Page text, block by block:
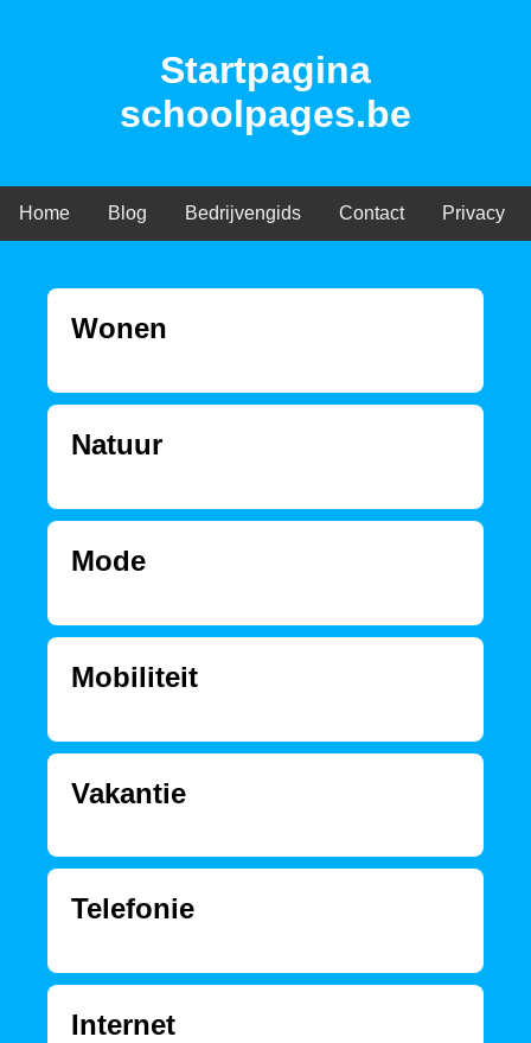
Startpagina
schoolpages.be
Home Blog Bedrijvengids Contact Privacy
Wonen
Natuur
Mode
Mobiliteit
Vakantie
Telefonie
Internet